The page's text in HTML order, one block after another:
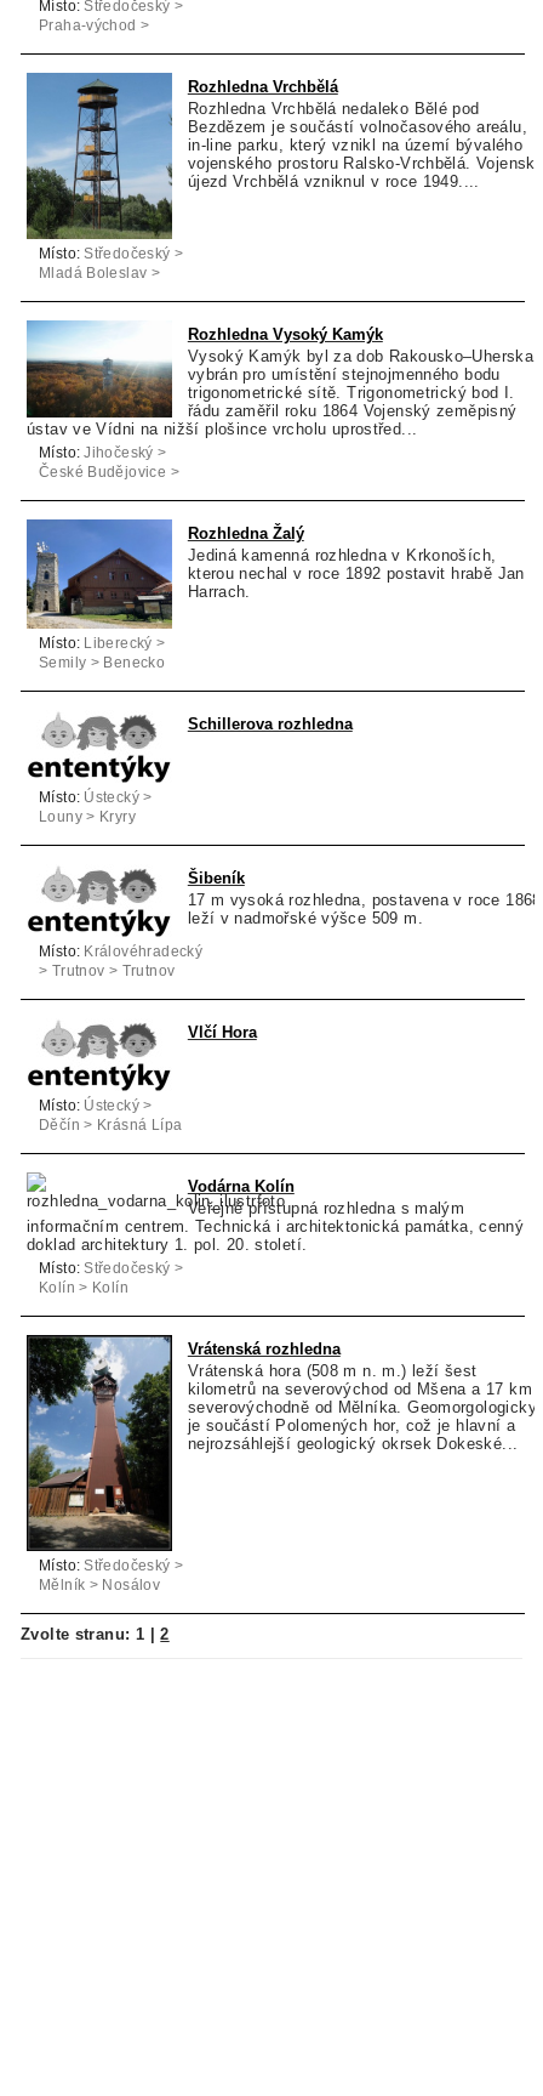
Místo: Středočeský >
Praha-východ >
Rozhledna Vrchbělá
Rozhledna Vrchbělá nedaleko Bělé pod
Bezdězem je součástí volnočasového areálu,
in-line parku, který vznikl na území bývalého
vojenského prostoru Ralsko-Vrchbělá.
újezd Vrchbělá vzniknul v roce 1949....
Místo: Středočeský >
Mladá Boleslav >
Rozhledna Vysoký Kamýk
Vysoký Kamýk byl za dob Rakousko–Uherska
vybrán pro umístění stejnojmenného bodu
trigonometrické sítě. Trigonometrický bod I.
řádu zaměřil roku 1864 Vojenský zeměpisný
ústav ve Vídni na nižší plošince vrcholu uprostřed...
Místo: Jihočeský >
České Budějovice >
Rozhledna Žalý
Jediná kamenná rozhledna v Krkonoších,
kterou nechal v roce 1892 postavit hrabě Jan
Harrach.
Místo:
Liberecký >
Semily > Benecko
Schillerova rozhledna
Místo: Ústecký >
Louny > Kryry
Šibeník
17 m vysoká rozhledna, postavena v roce
leží v nadmořské výšce 509 m.
Místo: Královéhradecký
> Trutnov > Trutnov
Vlčí Hora
Místo: Ústecký >
Děčín > Krásná Lípa
Vodárna Kolín
Veřejně přístupná rozhledna s malým
informačním centrem. Technická i architektonická památka, cenný
doklad architektury 1. pol. 20. století.
Místo: Středočeský >
Kolín > Kolín
Vrátenská rozhledna
Vrátenská hora (508 m n. m.) leží šest
kilometrů na severovýchod od Mšena a 17 km
severovýchodně od Mělníka. Geomorgologicky
je součástí Polomených hor, což je hlavní a
nejrozsáhlejší geologický okrsek Dokeské...
Místo: Středočeský >
Mělník > Nosálov
Zvolte stranu: 1 |2